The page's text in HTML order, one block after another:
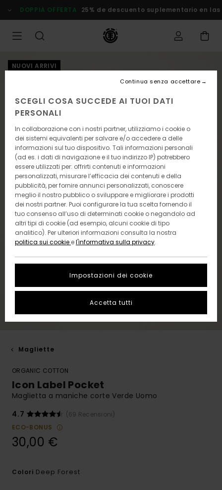
alle
informazioni
prodotto
DOPPIA OFFERTA 25% de descuento suplementario en
NUOVI ARRIVI
Magliette
ORGANIC COTTON
Icon Label Pocket
Maglietta a maniche corte Verde Uomo
4.7
(69 Recensioni)
ECO-BONUS
30,00 €
Colori Deep Forest
SCEGLI COSA SUCCEDE AI TUOI DATI
PERSONALI
In collaborazione con i nostri partner, utilizziamo i cookie o
dei sistemi equivalenti per salvare e/o accedere a delle
informazioni sul tuo dispositivo. Tali informazioni personali
(ad es. i dati di navigazione e il tuo indirizzo IP) potrebbero
essere utilizzati per: offrirti contenuti e informazioni
personalizzati, misurare l’efficacia dei contenuti e della
pubblicità, per fornire annunci personalizzati, conoscere
meglio il nostro pubblico o sviluppare e migliorare i prodotti
dei nostri partner. Puoi configurare la tua scelta fornendo il
tuo consenso all’uso di determinati cookie o negandolo ad
altri tipi di cookie (ad esempio, alcuni cookie di tipo
analitico). Per ulteriori informazioni consulta la nostra
politica sui cookie el'informativa sulla privacy.
Impostazioni dei cookie
Continua senza accettare
Accetta tutti